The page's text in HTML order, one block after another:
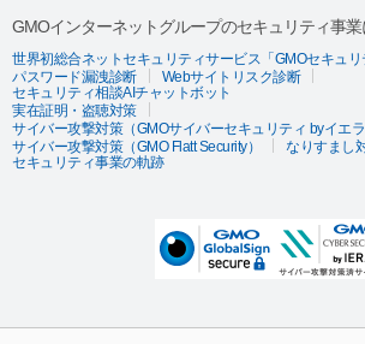
GMOインターネットグループのセキュリティ事業
世界初総合ネットセキュリティサービス「GMOセキュリ
パスワード漏洩診断
Webサイトリスク診断
セキュリティ相談AIチャットボット
実在証明・盗聴対策
サイバー攻撃対策（GMOサイバーセキュリティ byイエラ
サイバー攻撃対策（GMO Flatt Security）
なりすまし
セキュリティ事業の軌跡